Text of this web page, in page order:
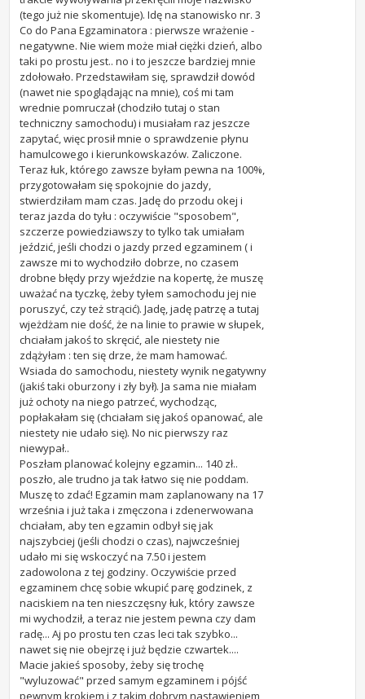
(tego już nie skomentuje). Idę na stanowisko nr. 3
Co do Pana Egzaminatora : pierwsze wrażenie -
negatywne. Nie wiem może miał ciężki dzień, albo
taki po prostu jest.. no i to jeszcze bardziej mnie
zdołowało. Przedstawiłam się, sprawdził dowód
(nawet nie spoglądając na mnie), coś mi tam
wrednie pomruczał (chodziło tutaj o stan
techniczny samochodu) i musiałam raz jeszcze
zapytać, więc prosił mnie o sprawdzenie płynu
hamulcowego i kierunkowskazów. Zaliczone.
Teraz łuk, którego zawsze byłam pewna na 100%,
przygotowałam się spokojnie do jazdy,
stwierdziłam mam czas. Jadę do przodu okej i
teraz jazda do tyłu : oczywiście "sposobem",
szczerze powiedziawszy to tylko tak umiałam
jeździć, jeśli chodzi o jazdy przed egzaminem ( i
zawsze mi to wychodziło dobrze, no czasem
drobne błędy przy wjeździe na kopertę, że muszę
uważać na tyczkę, żeby tyłem samochodu jej nie
poruszyć, czy też strącić). Jadę, jadę patrzę a tutaj
wjeżdżam nie dość, że na linie to prawie w słupek,
chciałam jakoś to skręcić, ale niestety nie
zdążyłam : ten się drze, że mam hamować.
Wsiada do samochodu, niestety wynik negatywny
(jakiś taki oburzony i zły był). Ja sama nie miałam
już ochoty na niego patrzeć, wychodząc,
popłakałam się (chciałam się jakoś opanować, ale
niestety nie udało się). No nic pierwszy raz
niewypał..
Poszłam planować kolejny egzamin... 140 zł..
poszło, ale trudno ja tak łatwo się nie poddam.
Muszę to zdać! Egzamin mam zaplanowany na 17
września i już taka i zmęczona i zdenerwowana
chciałam, aby ten egzamin odbył się jak
najszybciej (jeśli chodzi o czas), najwcześniej
udało mi się wskoczyć na 7.50 i jestem
zadowolona z tej godziny. Oczywiście przed
egzaminem chcę sobie wkupić parę godzinek, z
naciskiem na ten nieszczęsny łuk, który zawsze
mi wychodził, a teraz nie jestem pewna czy dam
radę... Aj po prostu ten czas leci tak szybko...
nawet się nie obejrzę i już będzie czwartek....
Macie jakieś sposoby, żeby się trochę
"wyluzować" przed samym egzaminem i pójść
pewnym krokiem i z takim dobrym nastawieniem,